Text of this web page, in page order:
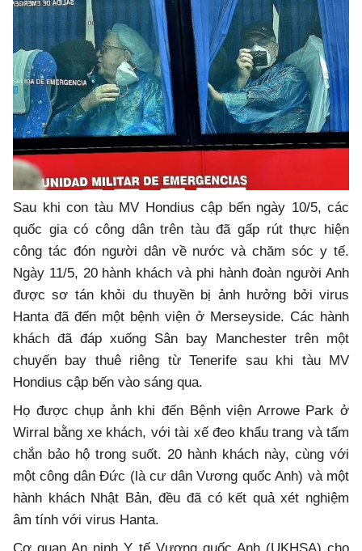
Sau khi con tàu MV Hondius cập bến ngày 10/5, các
quốc gia có công dân trên tàu đã gấp rút thực hiện
công tác đón người dân về nước và chăm sóc y tế.
Ngày 11/5, 20 hành khách và phi hành đoàn người Anh
được sơ tán khỏi du thuyền bị ảnh hưởng bởi virus
Hanta đã đến một bệnh viện ở Merseyside. Các hành
khách đã đáp xuống Sân bay Manchester trên một
chuyến bay thuê riêng từ Tenerife sau khi tàu MV
Hondius cập bến vào sáng qua.
Họ được chụp ảnh khi đến Bệnh viện Arrowe Park ở
Wirral bằng xe khách, với tài xế đeo khẩu trang và tấm
chắn bảo hộ trong suốt. 20 hành khách này, cùng với
một công dân Đức (là cư dân Vương quốc Anh) và một
hành khách Nhật Bản, đều đã có kết quả xét nghiệm
âm tính với virus Hanta.